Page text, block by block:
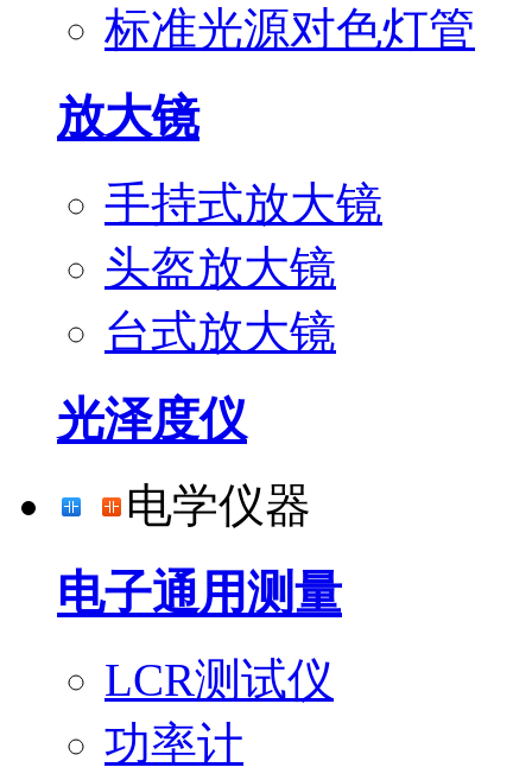
标准光源对色灯管
放大镜
手持式放大镜
头盔放大镜
台式放大镜
光泽度仪
电学仪器
电子通用测量
LCR测试仪
功率计